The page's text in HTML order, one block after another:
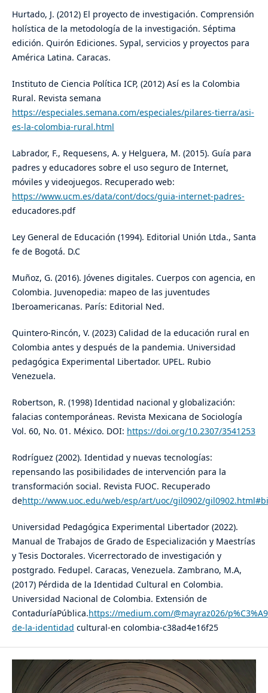
Hurtado, J. (2012) El proyecto de investigación. Comprensión
holística de la metodología de la investigación. Séptima
edición. Quirón Ediciones. Sypal, servicios y proyectos para
América Latina. Caracas.
Instituto de Ciencia Política ICP, (2012) Así es la Colombia
Rural. Revista semana
https://especiales.semana.com/especiales/pilares-tierra/asi-
es-la-colombia-rural.html
Labrador, F., Requesens, A. y Helguera, M. (2015). Guía para
padres y educadores sobre el uso seguro de Internet,
móviles y videojuegos. Recuperado web:
https://www.ucm.es/data/cont/docs/guia-internet-padres-
educadores.pdf
Ley General de Educación (1994). Editorial Unión Ltda., Santa
fe de Bogotá. D.C
Muñoz, G. (2016). Jóvenes digitales. Cuerpos con agencia, en
Colombia. Juvenopedia: mapeo de las juventudes
Iberoamericanas. París: Editorial Ned.
Quintero-Rincón, V. (2023) Calidad de la educación rural en
Colombia antes y después de la pandemia. Universidad
pedagógica Experimental Libertador. UPEL. Rubio
Venezuela.
Robertson, R. (1998) Identidad nacional y globalización:
falacias contemporáneas. Revista Mexicana de Sociología
Vol. 60, No. 01. México. DOI: https://doi.org/10.2307/3541253
Rodríguez (2002). Identidad y nuevas tecnologías:
repensando las posibilidades de intervención para la
transformación social. Revista FUOC. Recuperado
dehttp://www.uoc.edu/web/esp/art/uoc/gil0902/
Universidad Pedagógica Experimental Libertador (2022).
Manual de Trabajos de Grado de Especialización y Maestrías
y Tesis Doctorales. Vicerrectorado de investigación y
postgrado. Fedupel. Caracas, Venezuela. Zambrano, M.A,
(2017) Pérdida de la Identidad Cultural en Colombia.
Universidad Nacional de Colombia. Extensión de
ContaduríaPública.https://medium.com/@mayraz026/
de-la-identidad cultural-en colombia-c38ad4e16f25